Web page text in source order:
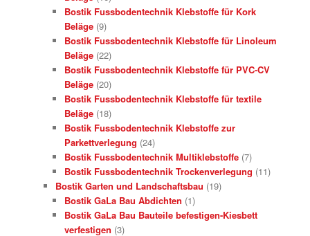
Bostik Fussbodentechnik Klebstoffe für Kork
Beläge (9)
Bostik Fussbodentechnik Klebstoffe für Linoleum
Beläge (22)
Bostik Fussbodentechnik Klebstoffe für PVC-CV
Beläge (20)
Bostik Fussbodentechnik Klebstoffe für textile
Beläge (18)
Bostik Fussbodentechnik Klebstoffe zur
Parkettverlegung (24)
Bostik Fussbodentechnik Multiklebstoffe (7)
Bostik Fussbodentechnik Trockenverlegung (11)
Bostik Garten und Landschaftsbau (19)
Bostik GaLa Bau Abdichten (1)
Bostik GaLa Bau Bauteile befestigen-Kiesbett
verfestigen (3)